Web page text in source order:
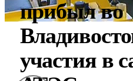
прибыл во
участия в